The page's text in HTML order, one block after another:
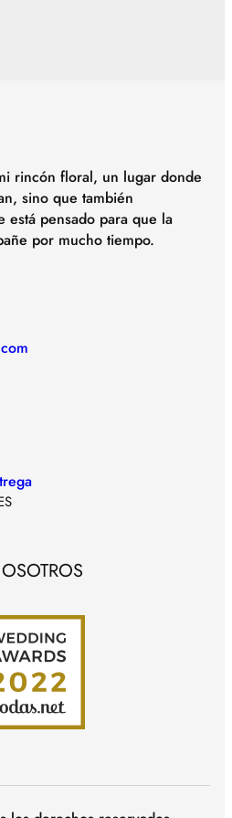
rincón floral, un lugar donde
sino que también
está pensado para que la
por mucho tiempo.